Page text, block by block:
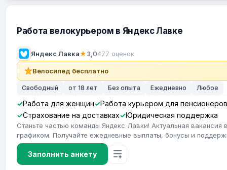
Работа велокурьером в Яндекс Лавке
Яндекс Лавка★3,0477 оценок
Велосипед бесплатно
Свободный от 18 лет Без опыта Ежедневно Любое
Работа для женщин
Работа курьером для пенсионеров
Страхование на доставках
Юридическая поддержка
Станьте частью команды Яндекс Лавки! Актуальная вакансия
графиком. Получайте ежедневные выплаты, бонусы и
Заполнить анкету